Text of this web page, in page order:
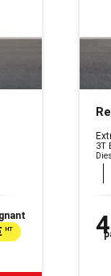
HT
3T